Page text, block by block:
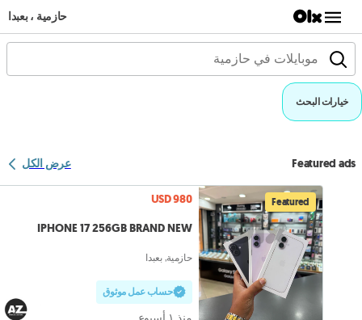
حازمية ، بعبدا
خيارات البحث
Featured ads عرض الكل
Featured
USD 980
IPHONE 17 256GB BRAND NEW
حازمية, بعبدا
حساب عمل موثوق